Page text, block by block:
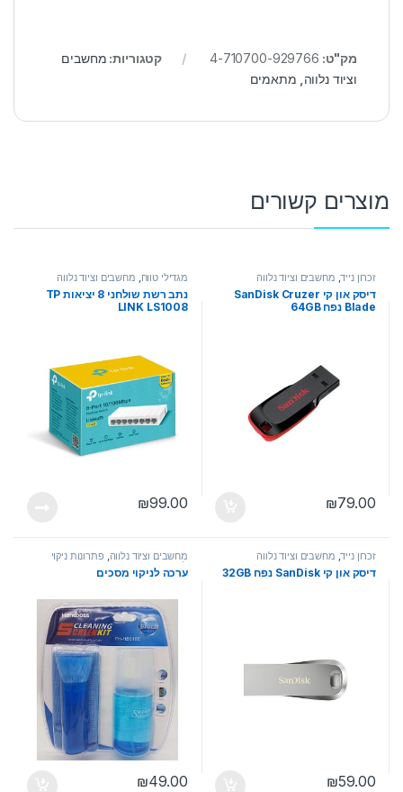
מק"ט: 4-710700-929766 קטגוריות: מחשבים
וציוד נלווה מתאמים
מוצרים קשורים
זכרון נייד, מחשבים וציוד נלווה
דיסק און קי SanDisk Cruzer
Blade נפח 64GB
₪79.00
מגדילי טווח, מחשבים וציוד נלווה
נתב רשת שולחני 8 יציאות TP
LINK LS1008
₪99.00
זכרון נייד, מחשבים וציוד נלווה
דיסק און קי SanDisk נפח 32GB
₪59.00
מחשבים וציוד נלווה, פתרונות ניקוי
למחשבים
ערכה לניקוי מסכים
₪49.00